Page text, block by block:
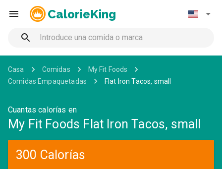
CalorieKing
Casa Comidas
My Fit Foods
Comidas Empaquetadas
Flat Iron Tacos, small
Cuantas calorías en
My Fit Foods Flat Iron Tacos, small
300 Calorías